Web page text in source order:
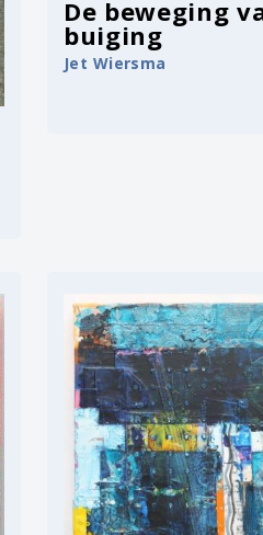
De beweging
buiging
Jet Wiersma